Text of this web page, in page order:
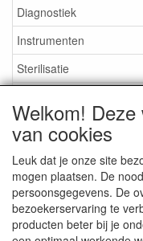
Diagnostiek
Instrumenten
Sterilisatie
Aktieartikelen
Medisan Trading te
inclusief BTW en
Welkom!
van cookies
Leuk dat je onze site
mogen plaatsen. De
persoonsgegevens. De
bezoekerservaring te
producten beter bij je